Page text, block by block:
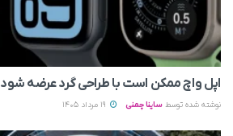
اپل واچ ممکن است با طراحی گرد عرضه شود
نوشته شده توسط ساینا چمنی